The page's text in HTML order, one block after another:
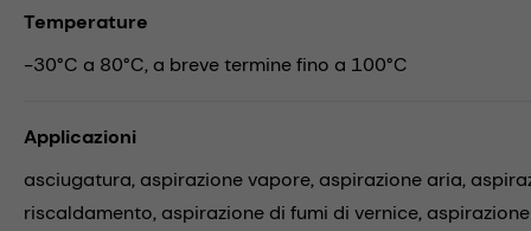
Temperature
-30°C a 80°C, a breve termine fino a 100°C
Applicazioni
asciugatura, aspirazione vapore, aspirazione aria,
riscaldamento, aspirazione di fumi di vernice,